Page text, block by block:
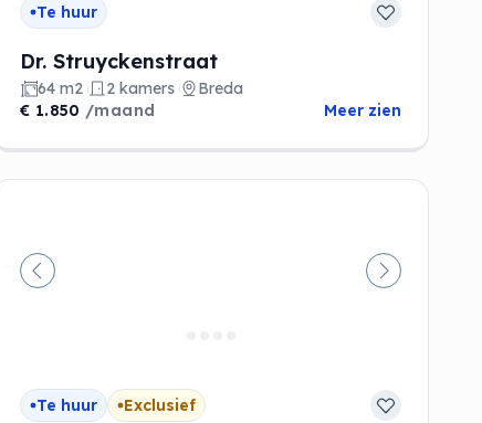
Te huur
Dr. Struyckenstraat
64 m2 2 kamers
Breda
€ 1.850 /maand Meer zien
Vorige Volgende
Te huur Exclusief